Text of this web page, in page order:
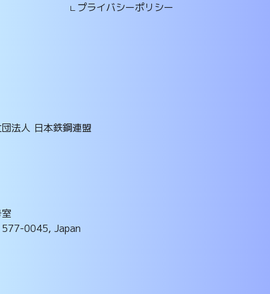
プライバシーポリシー
法人 日本鉄鋼連盟
0045, Japan